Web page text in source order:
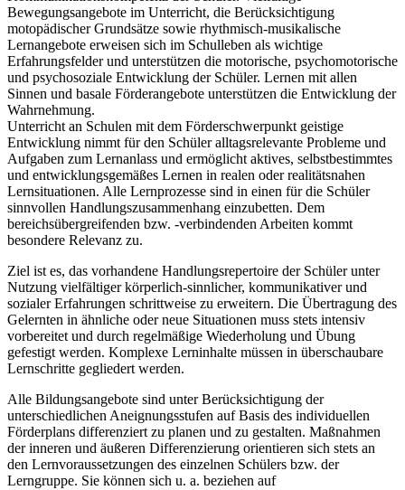
Bewegungsangebote im Unterricht, die Berücksichtigung
motopädischer Grundsätze sowie rhythmisch-musikalische
Lernangebote erweisen sich im Schulleben als wichtige
Erfahrungsfelder und unterstützen die motorische, psychomotorische
und psychosoziale Entwicklung der Schüler. Lernen mit allen
Sinnen und basale Förderangebote unterstützen die Entwicklung der
Wahrnehmung.
Unterricht an Schulen mit dem Förderschwerpunkt geistige
Entwicklung nimmt für den Schüler alltagsrelevante Probleme und
Aufgaben zum Lernanlass und ermöglicht aktives, selbstbestimmtes
und entwicklungsgemäßes Lernen in realen oder realitätsnahen
Lernsituationen. Alle Lernprozesse sind in einen für die Schüler
sinnvollen Handlungszusammenhang einzubetten. Dem
bereichsübergreifenden bzw. -verbindenden Arbeiten kommt
besondere Relevanz zu.
Ziel ist es, das vorhandene Handlungsrepertoire der Schüler unter
Nutzung vielfältiger körperlich-sinnlicher, kommunikativer und
sozialer Erfahrungen schrittweise zu erweitern. Die Übertragung des
Gelernten in ähnliche oder neue Situationen muss stets intensiv
vorbereitet und durch regelmäßige Wiederholung und Übung
gefestigt werden. Komplexe Lerninhalte müssen in überschaubare
Lernschritte gegliedert werden.
Alle Bildungsangebote sind unter Berücksichtigung der
unterschiedlichen Aneignungsstufen auf Basis des individuellen
Förderplans differenziert zu planen und zu gestalten. Maßnahmen
der inneren und äußeren Differenzierung orientieren sich stets an
den Lernvoraussetzungen des einzelnen Schülers bzw. der
Lerngruppe. Sie können sich u. a. beziehen auf